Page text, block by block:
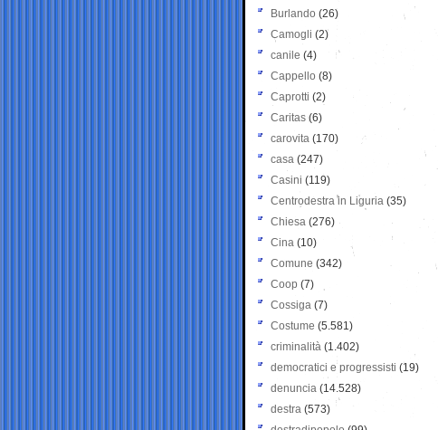
Burlando (26)
Camogli (2)
canile (4)
Cappello (8)
Caprotti (2)
Caritas (6)
carovita (170)
casa (247)
Casini (119)
Centrodestra in Liguria (35)
Chiesa (276)
Cina (10)
Comune (342)
Coop (7)
Cossiga (7)
Costume (5.581)
criminalità (1.402)
democratici e progressisti (19)
denuncia (14.528)
destra (573)